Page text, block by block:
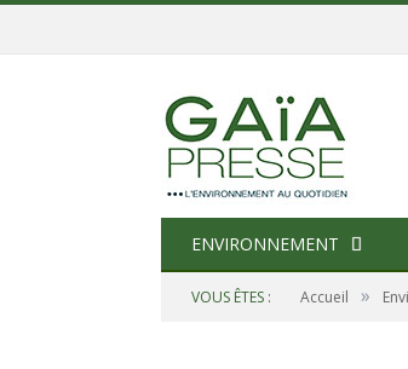
ENVIRONNEMENT
VOUS ÊTES : Accueil »